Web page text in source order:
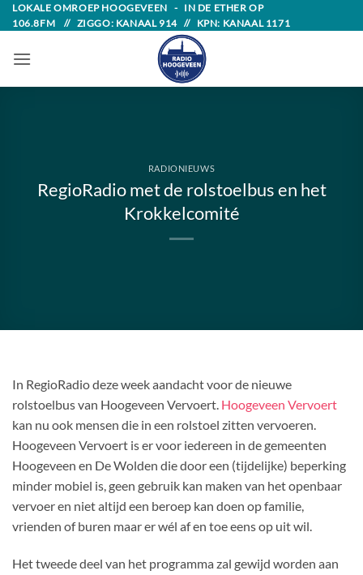
Skip
to
content
LOKALE OMROEP HOOGEVEEN - IN DE ETHER OP
106.8FM // ZIGGO: KANAAL 914 // KPN: KANAAL 1171
RADIONIEUWS
RegioRadio met de rolstoelbus en het
Krokkelcomité
In RegioRadio deze week aandacht voor de nieuwe
rolstoelbus van Hoogeveen Vervoert. Hoogeveen Vervoert
kan nu ook mensen die in een rolstoel zitten vervoeren.
Hoogeveen Vervoert is er voor iedereen in de gemeenten
Hoogeveen en De Wolden die door een (tijdelijke) beperking
minder mobiel is, geen gebruik kan maken van het openbaar
vervoer en niet altijd een beroep kan doen op familie,
vrienden of buren maar er wél af en toe eens op uit wil.
Het tweede deel van het programma zal gewijd worden aan